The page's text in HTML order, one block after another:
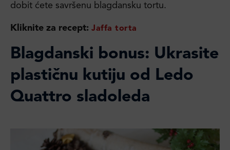
dobit ćete savršenu blagdansku tortu.
Kliknite za recept: Jaffa torta
Blagdanski bonus: Ukrasite
plastičnu kutiju od Ledo
Quattro sladoleda